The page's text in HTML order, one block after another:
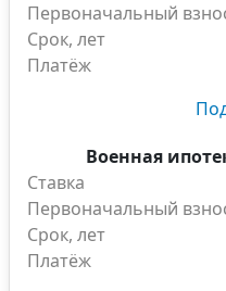
Первоначальный
Срок, лет
Платёж
Военная
Ставка
Первоначальный
Срок, лет
Платёж